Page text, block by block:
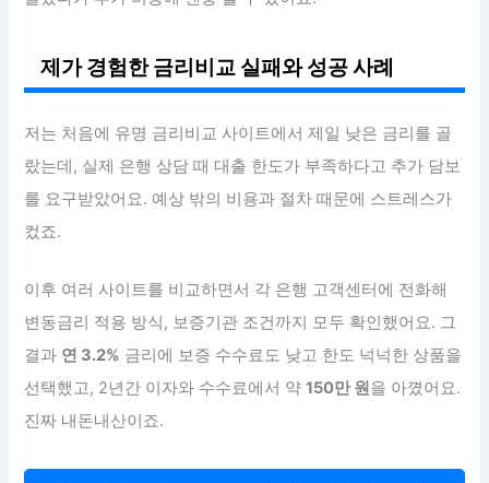
제가 경험한 금리비교 실패와 성공 사례
저는 처음에 유명 금리비교 사이트에서 제일 낮은 금리를 골
랐는데, 실제 은행 상담 때 대출 한도가 부족하다고 추가 담보
를 요구받았어요. 예상 밖의 비용과 절차 때문에 스트레스가
컸죠.
이후 여러 사이트를 비교하면서 각 은행 고객센터에 전화해
변동금리 적용 방식, 보증기관 조건까지 모두 확인했어요. 그
결과 연 3.2% 금리에 보증 수수료도 낮고 한도 넉넉한 상품을
선택했고, 2년간 이자와 수수료에서 약150만 원을 아꼈어요.
진짜 내돈내산이죠.